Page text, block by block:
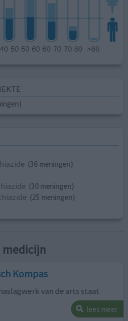
(36 meningen)
(30 meningen)
(25 meningen)
medicijn
Kompas
van de arts staat
lees meer